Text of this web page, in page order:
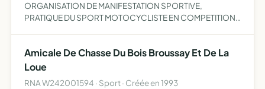
ORGANISATION DE MANIFESTATION SPORTIVE,
PRATIQUE DU SPORT MOTOCYCLISTE EN COMPETITION
Amicale De Chasse Du Bois Broussay Et De La
Loue
RNA W242001594 · Sport · Créée en 1993